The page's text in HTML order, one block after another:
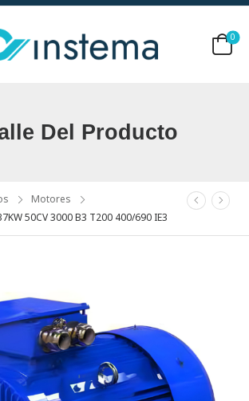
0
Del Producto
Motores
50CV 3000 B3 T200 400/690 IE3